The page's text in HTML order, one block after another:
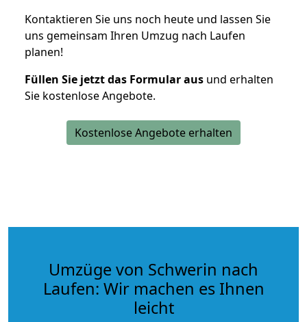
Kontaktieren Sie uns noch heute und lassen Sie
uns gemeinsam Ihren Umzug nach Laufen
planen!
Füllen Sie jetzt das Formular aus und erhalten
Sie kostenlose Angebote.
Kostenlose Angebote erhalten
Umzüge von Schwerin nach
Laufen: Wir machen es Ihnen
leicht